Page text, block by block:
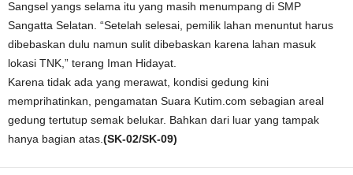
Sangsel yangs selama itu yang masih menumpang di SMP
Sangatta Selatan. “Setelah selesai, pemilik lahan menuntut harus
dibebaskan dulu namun sulit dibebaskan karena lahan masuk
lokasi TNK,” terang Iman Hidayat.
Karena tidak ada yang merawat, kondisi gedung kini
memprihatinkan, pengamatan Suara Kutim.com sebagian areal
gedung tertutup semak belukar. Bahkan dari luar yang tampak
hanya bagian atas. (SK-02/SK-09)